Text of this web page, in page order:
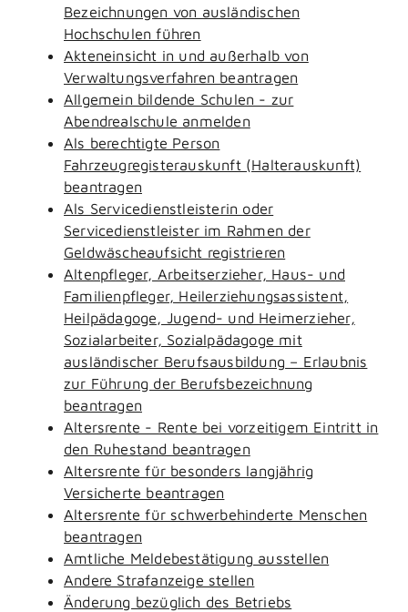
Bezeichnungen von ausländischen
Hochschulen führen
Akteneinsicht in und außerhalb von
Verwaltungsverfahren beantragen
Allgemein bildende Schulen - zur
Abendrealschule anmelden
Als berechtigte Person
Fahrzeugregisterauskunft (Halterauskunft)
beantragen
Als Servicedienstleisterin oder
Servicedienstleister im Rahmen der
Geldwäscheaufsicht registrieren
Altenpfleger, Arbeitserzieher, Haus- und
Familienpfleger, Heilerziehungsassistent,
Heilpädagoge, Jugend- und Heimerzieher,
Sozialarbeiter, Sozialpädagoge mit
ausländischer Berufsausbildung – Erlaubnis
zur Führung der Berufsbezeichnung
beantragen
Altersrente - Rente bei vorzeitigem Eintritt in
den Ruhestand beantragen
Altersrente für besonders langjährig
Versicherte beantragen
Altersrente für schwerbehinderte Menschen
beantragen
Amtliche Meldebestätigung ausstellen
Andere Strafanzeige stellen
Änderung bezüglich des Betriebs